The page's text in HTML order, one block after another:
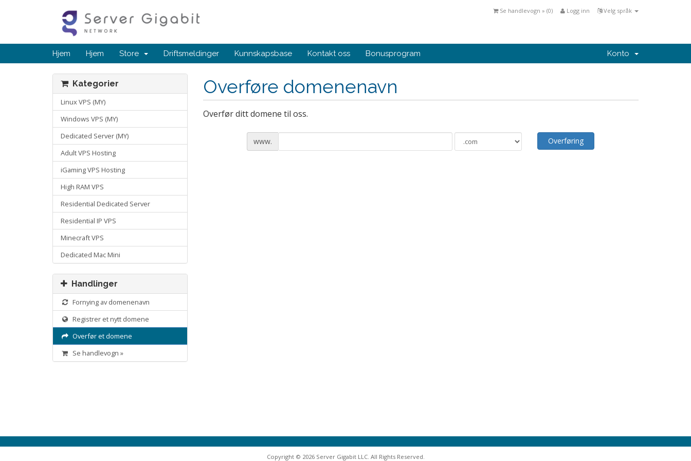
Velg språk
Logg inn
Se handlevogn » (0)
Hjem Hjem Store Driftsmeldinger Kunnskapsbase Kontakt oss Bonusprogram Konto
Overføre domenenavn
Kategorier
Linux VPS (MY)
Windows VPS (MY)
Dedicated Server (MY)
Adult VPS Hosting
iGaming VPS Hosting
High RAM VPS
Residential Dedicated Server
Residential IP VPS
Minecraft VPS
Dedicated Mac Mini
Handlinger
Fornying av domenenavn
Registrer et nytt domene
Overfør et domene
Se handlevogn »
Overfør ditt domene til oss.
www. Overføring
Copyright © 2026 Server Gigabit LLC. All Rights Reserved.